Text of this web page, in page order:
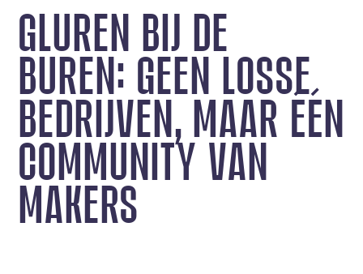
GLUREN BIJ DE
BUREN: GEEN LOSSE
BEDRIJVEN, MAAR ÉÉN
COMMUNITY VAN
MAKERS